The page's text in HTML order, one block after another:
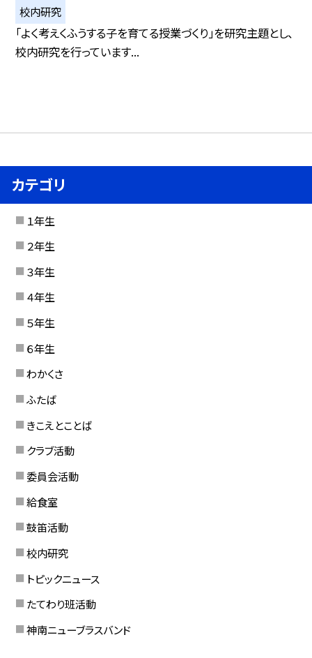
校内研究
「よく考えくふうする子を育てる授業づくり」を研究主題とし、
校内研究を行っています...
カテゴリ
１年生
２年生
３年生
４年生
５年生
６年生
わかくさ
ふたば
きこえとことば
クラブ活動
委員会活動
給食室
鼓笛活動
校内研究
トピックニュース
たてわり班活動
神南ニューブラスバンド